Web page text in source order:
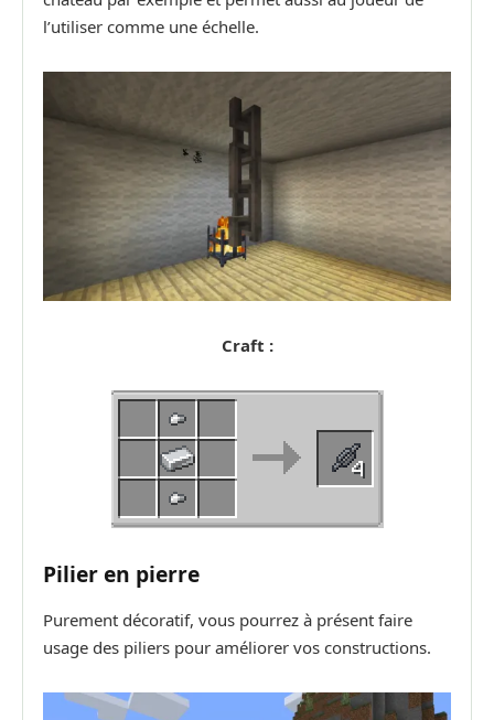
l’utiliser comme une échelle.
Craft :
Pilier en pierre
Purement décoratif, vous pourrez à présent faire
usage des piliers pour améliorer vos constructions.